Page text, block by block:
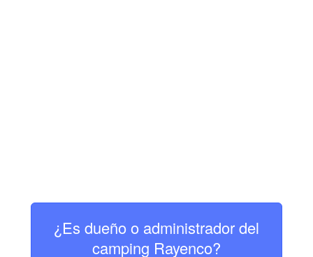
¿Es dueño o administrador del
camping Rayenco?